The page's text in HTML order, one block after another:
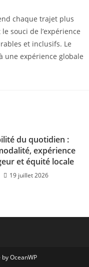
chaque trajet plus
souci de l’expérience
et inclusifs. Le
une expérience globale
du quotidien :
expérience
et équité locale
19 juillet 2026
OceanWP